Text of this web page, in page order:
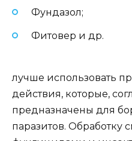
Фундазол;
Фитовер и др.
лучше использовать
действия, которые,
предназначены для
паразитов. Обработку